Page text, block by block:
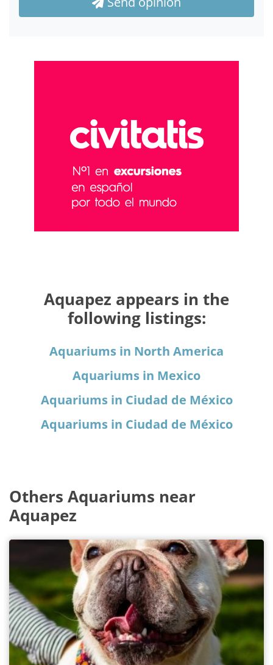
Aquapez appears in the
following listings:
Aquariums in North America
Aquariums in Mexico
Aquariums in Ciudad de México
Aquariums in Ciudad de México
Others Aquariums near
Aquapez